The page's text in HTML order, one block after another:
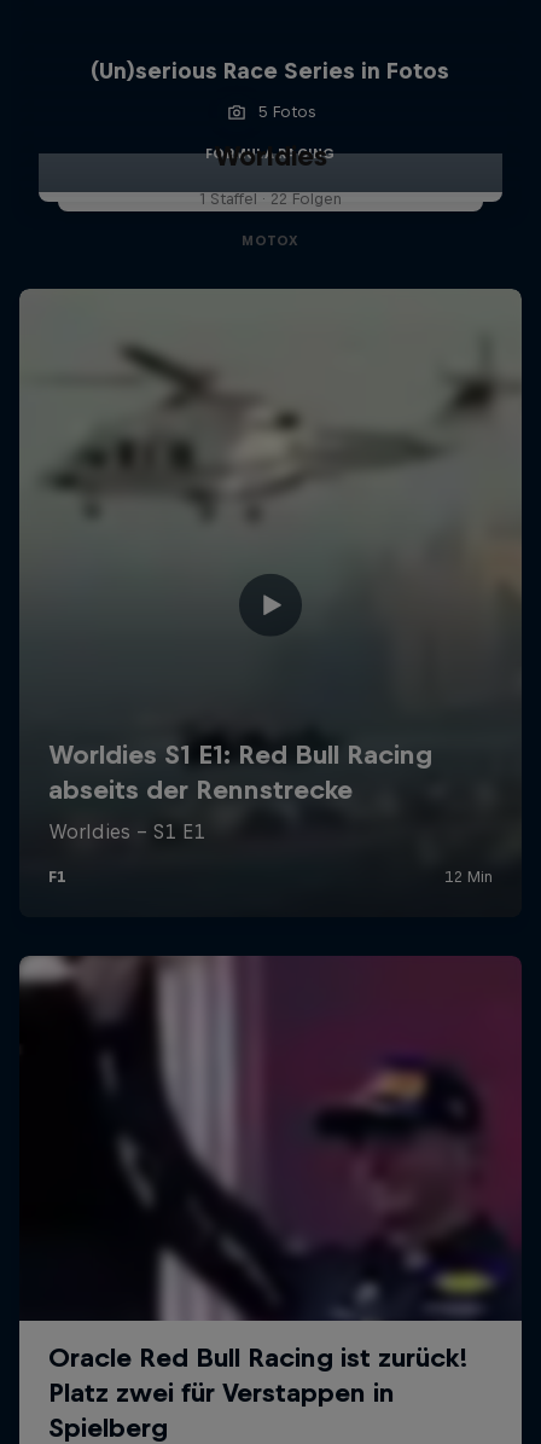
(Un)serious Race Series in Fotos
5 Fotos
FORMULA RACING
Worldies
1 Staffel · 22 Folgen
MOTOX